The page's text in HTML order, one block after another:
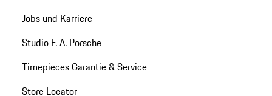
Jobs und Karriere
Studio F. A. Porsche
Timepieces Garantie & Service
Store Locator